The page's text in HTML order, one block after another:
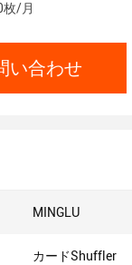
枚/月
い合わせ
MINGLU
カードShuffler